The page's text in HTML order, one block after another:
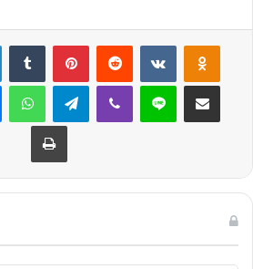
LinkedInTumblr PinterestReddit VKontakte
MessengerWhatsAppTelegramViber Line E-Posta ile
Yazdır